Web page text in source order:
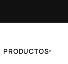
PRODUCTOS▾